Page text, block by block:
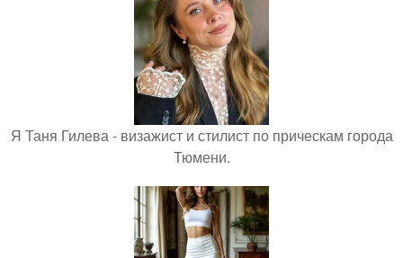
Я Таня Гилева - визажист и стилист по прическам города
Тюмени.